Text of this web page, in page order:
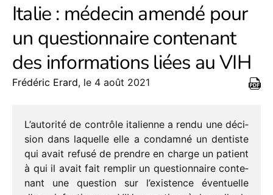
Italie : médecin amendé pour
un questionnaire contenant
des informations liées au VIH
Frédéric Erard, le 4 août 2021
L’autorité de contrôle italienne a rendu une déci­
sion dans laquelle elle a condamné un dentiste
qui avait refusé de prendre en charge un patient
à qui il avait fait remplir un ques­tion­naire conte­
nant une ques­tion sur l’existence éven­tuelle